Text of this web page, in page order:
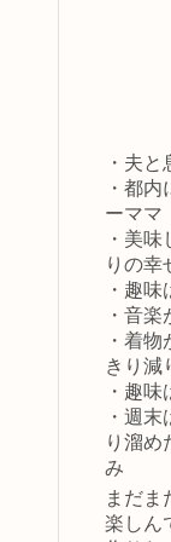
・夫
・都
ーママ
・美
りの幸
・趣
・音
・着
きり減
・趣
・週
り溜め
み
まだま
楽しん